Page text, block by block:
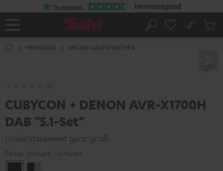
Startseite
Suche
No
HEIMKINO MICRO-LAUTSPRECHER
(21)
CUBYCON + DENON AVR-X1700H
DAB "5.1-Set"
Understatement ganz groß
Farbe: Schwarz / Schwarz